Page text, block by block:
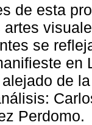
de esta
artes
se
en
de
Perdomo.